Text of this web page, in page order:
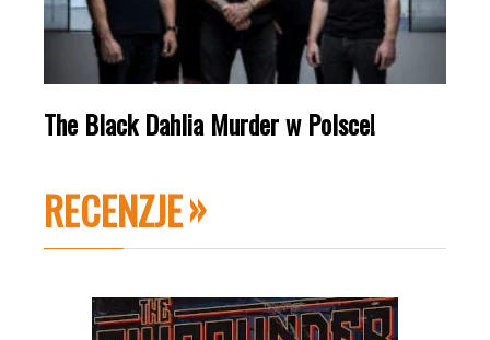
The Black Dahlia Murder w Polsce!
RECENZJE